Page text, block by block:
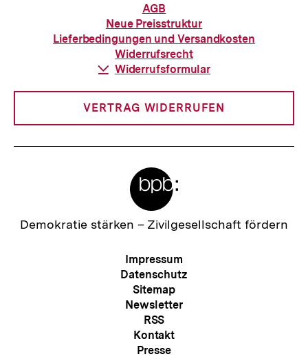
Informationen
zur
Bestellung
AGB
Neue Preisstruktur
Lieferbedingungen und Versandkosten
Widerrufsrecht
Download-
Widerrufsformular
VERTRAG WIDERRUFEN
Zur
Demokratie stärken – Zivilgesellschaft fördern
Meta-
Navigation
Impressum
Datenschutz
Sitemap
Newsletter
RSS
Kontakt
Presse